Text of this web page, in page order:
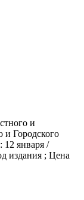
и
и Городского
12 января /
издания ; Цена